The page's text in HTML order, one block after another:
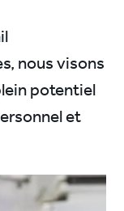
nous visons
potentiel
et